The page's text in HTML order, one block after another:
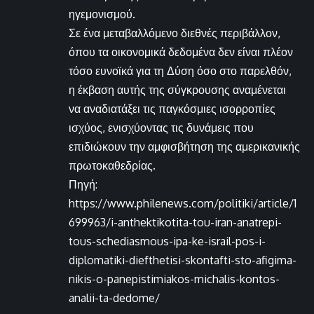
ηγεμονισμού.
Σε ένα μεταβαλλόμενο διεθνές περιβάλλον,
όπου τα οικονομικά δεδομένα δεν είναι πλέον
τόσο ευνοϊκά για τη Δύση όσο στο παρελθόν,
η έκβαση αυτής της σύγκρουσης αναμένεται
να αναδιατάξει τις παγκόσμιες ισορροπίες
ισχύος, ενισχύοντας τις δυνάμεις που
επιδιώκουν την αμφισβήτηση της αμερικανικής
πρωτοκαθεδρίας.
Πηγή:
https://www.philenews.com/politiki/article/1
699963/i-anthektikotita-tou-iran-anatrepi-
tous-schediasmous-ipa-ke-israil-pos-i-
diplomatiki-diefthetisi-skontafti-sto-afigima-
nikis-o-panepistimiakos-michalis-kontos-
analii-ta-dedome/